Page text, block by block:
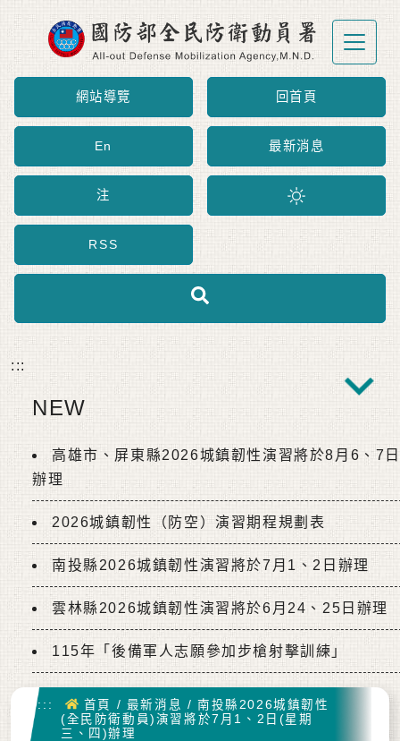
跳到主要內容區塊
網站導覽 回首頁
En 最新消息
注
RSS
:::
NEW
高雄市、屏東縣2026城鎮韌性演習將於8月6、7
辦理
2026城鎮韌性（防空）演習期程規劃表
南投縣2026城鎮韌性演習將於7月1、2日辦理
雲林縣2026城鎮韌性演習將於6月24、25日辦理
115年「後備軍人志願參加步槍射擊訓練」
::: 首頁 首頁 / 最新消息 / 南投縣2026城鎮韌性
(全民防衛動員)演習將於7月1、2日(星期
三、四)辦理